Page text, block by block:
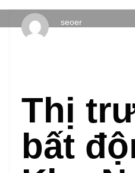
seoer
Thị
bất